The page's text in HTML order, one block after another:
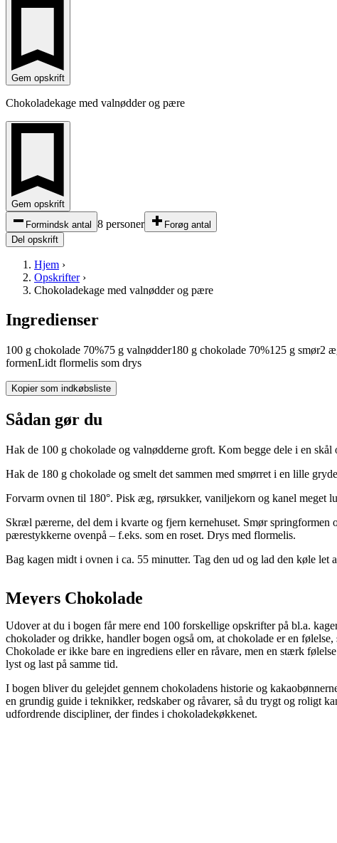
Gem opskrift
Chokoladekage med valnødder og pære
Gem opskrift
Formindsk antal 8 personer
Forøg antal
Del opskrift
Hjem ›
Opskrifter›
Chokoladekage med valnødder og pære
Ingredienser
100 g chokolade 70%75 g valnødder180 g chokolade 70%125 g smør2
formenLidt flormelis som drys
Kopier som indkøbsliste
Sådan gør du
Hak de 100 g chokolade og valnødderne groft. Kom begge dele i en skål
Hak de 180 g chokolade og smelt det sammen med smørret i en lille
Forvarm ovnen til 180°. Pisk æg, rørsukker, vaniljekorn og kanel meget
Skræl pærerne, del dem i kvarte og fjern kernehuset. Smør
pærestykkerne ovenpå – f.eks. som en roset. Drys med flormelis.
Bag kagen midt i ovnen i ca. 55 minutter. Tag den ud og lad den køle let
Meyers Chokolade
Udover at du i bogen får mere end 100 forskellige opskrifter på bl.a.
chokolader og drikke, handler bogen også om, at chokolade er en
Chokolade er ikke bare en ingrediens eller en råvare, men en stærk
lyst og last på samme tid.
I bogen bliver du gelejdet gennem chokoladens historie og
en grundig guide i teknikker, redskaber og råvarer, så du trygt og roligt
udfordrende discipliner, der findes i chokoladekøkkenet.